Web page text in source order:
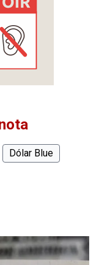
Dólar Blue